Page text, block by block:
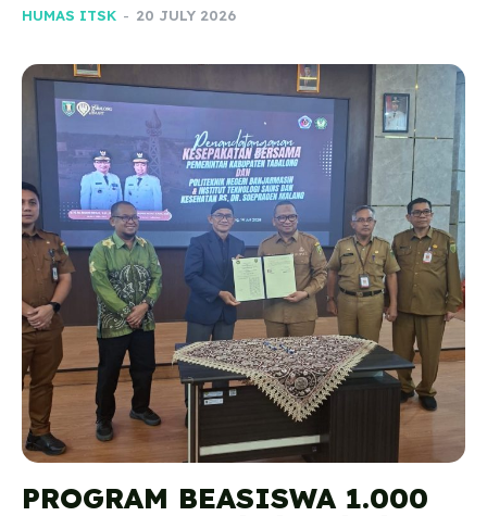
HUMAS ITSK - 20 JULY 2026
PROGRAM BEASISWA 1.000